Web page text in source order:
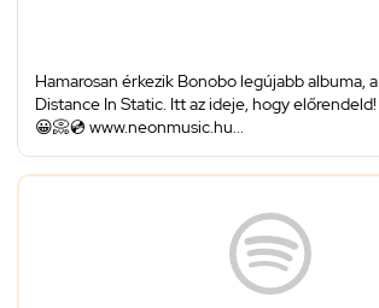
Hamarosan érkezik Bonobo legújabb albuma, a
Distance In Static. Itt az ideje, hogy előrendeld!
😀📀💿 www.neonmusic.hu...